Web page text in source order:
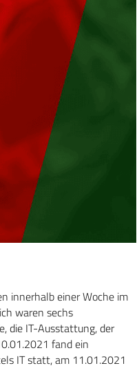
innerhalb einer Woche im
waren sechs
die IT-Ausstattung, der
fand ein
IT statt, am 11.01.2021